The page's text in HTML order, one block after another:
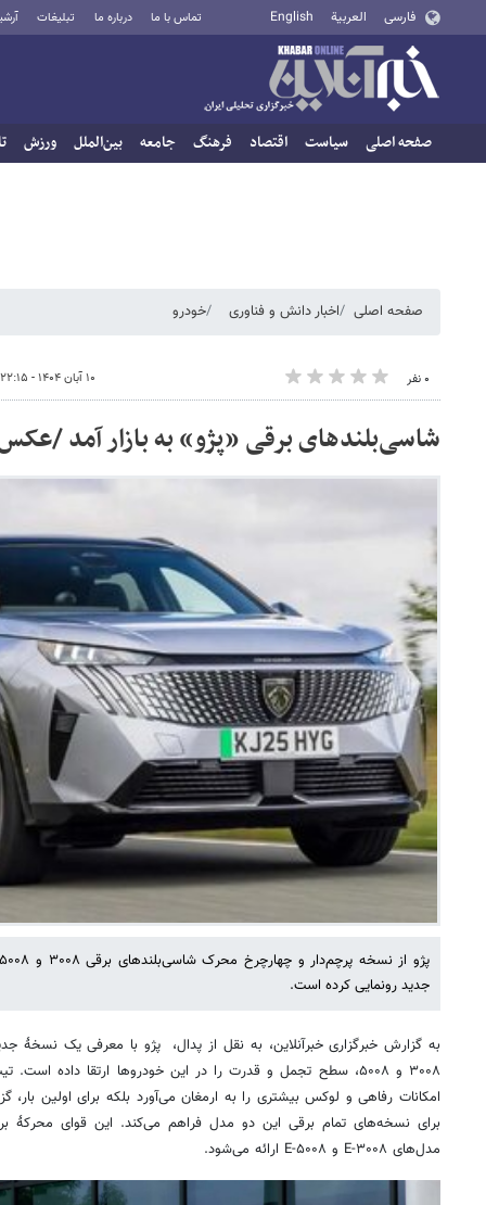
فارسی العربية English تماس با ما درباره ما تبلیغات
صفحه اصلی سیاست اقتصاد فرهنگ جامعه بین‌الملل ورزش
صفحه اصلی اخبار دانش و فناوری خودرو
۰ نفر ۱۰ آبان ۱۴۰۴ - ۲۲:۱۵
شاسی‌بلندهای برقی «پژو» به بازار آمد /
جدید رونمایی کرده است.
به گزارش خبرگزاری خبرآنلاین، به نقل از پدال، پژو با معرفی یک نسخهٔ
امکانات رفاهی و لوکس بیشتری را به ارمغان می‌آورد بلکه برای اولین بار،
مدل‌های E-۳۰۰۸ و E-۵۰۰۸ ارائه می‌شود.